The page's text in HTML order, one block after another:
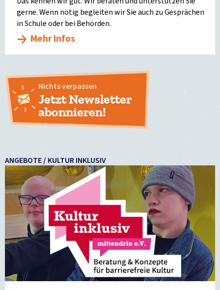
gerne. Wenn nötig begleiten wir Sie auch zu Gesprächen
in Schule oder bei Behörden.
Mehr Infos
Nichts verpassen
Jetzt Newsletter
abonnieren!
ANGEBOTE / KULTUR INKLUSIV